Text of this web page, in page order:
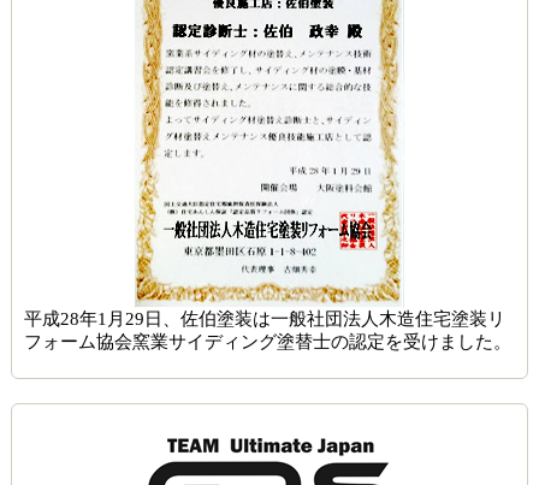
平成28年1月29日、佐伯塗装は一般社団法人木造住宅塗装リ
フォーム協会窯業サイディング塗替士の認定を受けました。